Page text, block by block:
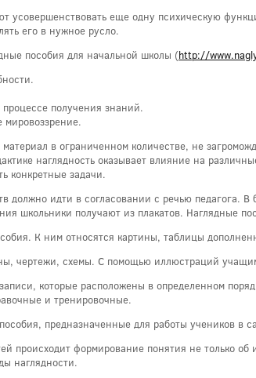
усовершенствовать еще одну психическую
его в нужное русло.
пособия для начальной школы (http://
процессе получения знаний.
мировоззрение.
в ограниченном количестве, не
наглядность оказывает влияние на
конкретные задачи.
должно идти в согласовании с речью
школьники получают из плакатов. Наглядные
К ним относятся картины, таблицы
чертежи, схемы. С помощью иллюстраций
которые расположены в определенном
и тренировочные.
предназначенные для работы учеников в
происходит формирование понятия не только
наглядности.